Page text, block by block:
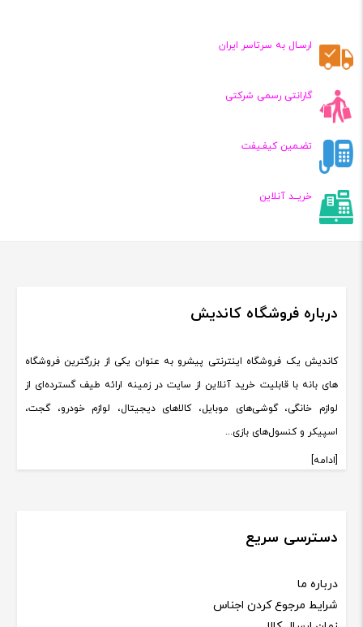
ارسـال به سرتاسر ایران
گارانتی رسمی شرکتی
تضـمین کیفـیفت
خریــد آنلاین
درباره فروشگاه کاندیش
کاندیش یک فروشگاه اینترنتی پیشرو به عنوان یکی از بزرگترین فروشگاه
های بانه با قابلیت خرید آنلاین از سایت در زمینه ارائه طیف گسترده‌ای از
لوازم خانگی، گوشی‌های موبایل، کالاهای دیجیتال، لوازم خودرو، گجت،
اسپیکر و کنسول‌های بازی...
[ادامه]
دسترسی سریع
درباره ما
شرایط مرجوع کردن اجناس